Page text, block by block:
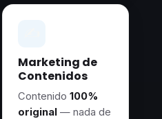
Marketing de
Contenidos
Contenido 100%
original— nada de